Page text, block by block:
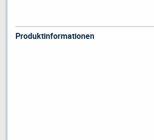
Produktinformationen